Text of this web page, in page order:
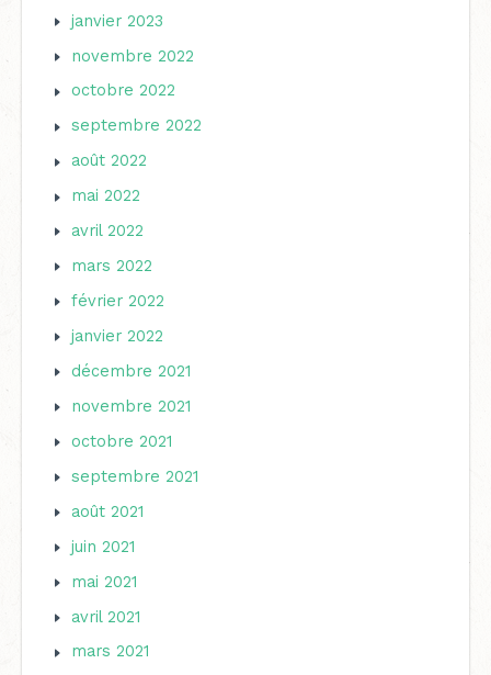
janvier 2023
novembre 2022
octobre 2022
septembre 2022
août 2022
mai 2022
avril 2022
mars 2022
février 2022
janvier 2022
décembre 2021
novembre 2021
octobre 2021
septembre 2021
août 2021
juin 2021
mai 2021
avril 2021
mars 2021